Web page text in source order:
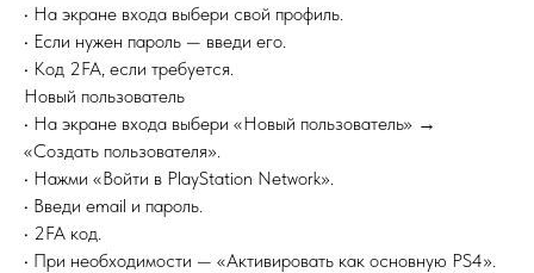
• На экране входа выбери свой профиль.
• Если нужен пароль — введи его.
• Код 2FA, если требуется.
Новый пользователь
• На экране входа выбери «Новый пользователь» →
«Создать пользователя».
• Нажми «Войти в PlayStation Network».
• Введи email и пароль.
• 2FA код.
• При необходимости — «Активировать как основную PS4».